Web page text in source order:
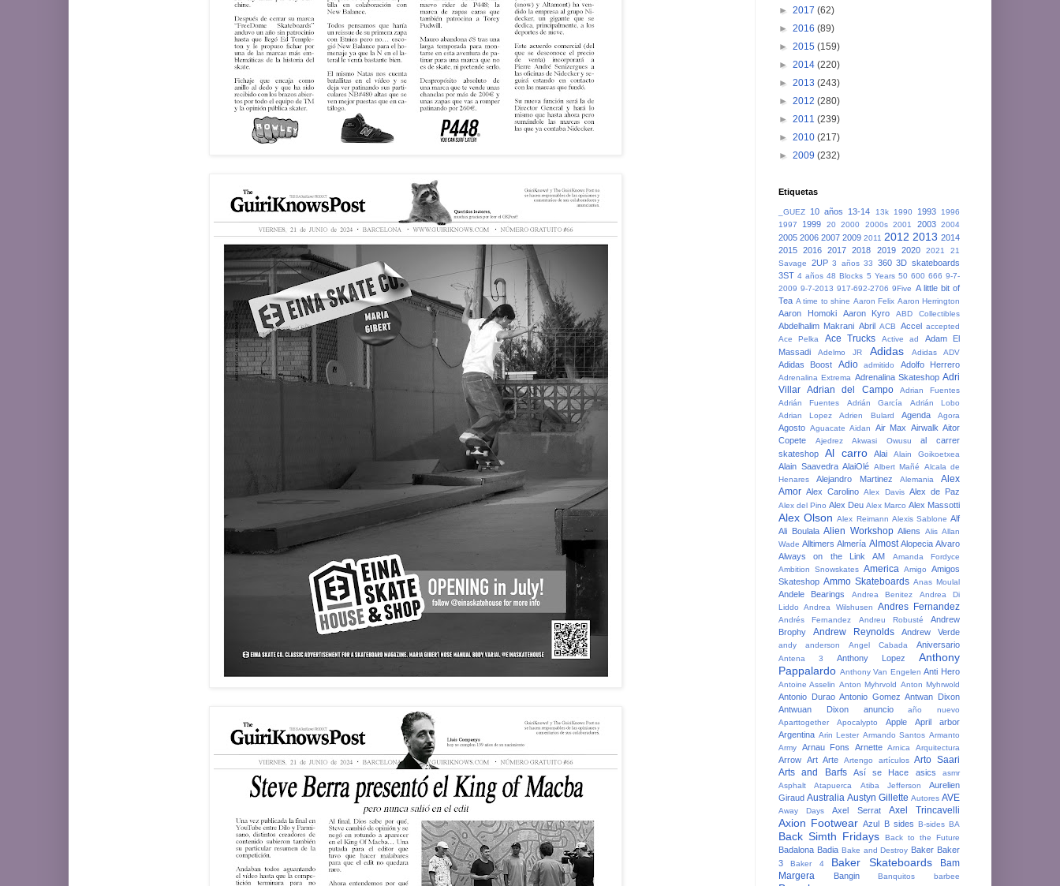
► 2017 (62)
► 2016 (89)
► 2015 (159)
► 2014 (220)
► 2013 (243)
► 2012 (280)
► 2011 (239)
► 2010 (217)
► 2009 (232)
Etiquetas
_GUEZ 10 años 13-14 13k 1990 1993
1996
1997
1999 20 2000 2000s 2001 2003 2004
2005 2006 2007 2009 2011 2012 2013 2014
2015 2016 2017 2018 2019 2020 2021
21
Savage
2UP 3 años 33 360 3D skateboards
3ST 4 años 48 Blocks 5 Years 50 600 666 9-7-
2009 9-7-2013 917-692-2706 9Five A little bit of
Tea A time to shine Aaron Felix Aaron Herrington
Aaron Homoki Aaron Kyro ABD Collectibles
Abdelhalim Makrani Abril ACB Accel accepted
Ace Pelka
Ace Trucks Active ad
Adam El
Massadi
Adelmo JR Adidas Adidas ADV
Adidas Boost Adio admitido Adolfo Herrero
Adrenalina Extrema Adrenalina Skateshop Adri
Villar Adrian del Campo
Adrian Fuentes
Adrián Fuentes
Adrián García
Adrián Lobo
Adrian Lopez
Adrien Bulard Agenda Agora
Agosto Aguacate Aidan Air Max Airwalk Aitor
Copete
Ajedrez Akwasi Owusu
al carrer
skateshop
Al carro Alai Alain Goikoetxea
Alain Saavedra AlaiOlé Albert Mañé
Alcala de
Henares
Alejandro Martinez Alemania
Alex
Amor Alex Carolino Alex Davis Alex de Paz
Alex del Pino Alex Deu Alex Marco Alex Massotti
Alex Olson Alex Reimann Alexis Sablone Alf
Ali Boulala Alien Workshop Aliens Alis Allan
Wade Alltimers Almería Almost Alopecia Alvaro
Always on the Link
AM
Amanda Fordyce
Ambition Snowskates America Amigo
Amigos
Skateshop Ammo Skateboards Anas Moulal
Andele Bearings Andrea Benitez
Andrea Di
Liddo
Andrea Wilshusen Andres Fernandez
Andrés Fernandez Andreu Robusté
Andrew
Brophy
Andrew Reynolds Andrew Verde
andy anderson Angel Cabada Aniversario
Antena 3 Anthony Lopez
Anthony
Pappalardo Anthony Van Engelen Anti Hero
Antoine Asselin Anton Myhrvold Anton Myhrwold
Antonio Durao Antonio Gomez Antwan Dixon
Antwuan Dixon
anuncio
año nuevo
Aparttogether
Apocalypto Apple April
arbor
Argentina Arin Lester Armando Santos Armanto
Army
Arnau Fons Arnette Arnica Arquitectura
Arrow Art Arte Artengo artículos
Arto Saari
Arts and Barfs
Así se Hace asics
asmr
Asphalt
Atapuerca Atiba Jefferson
Aurelien
Giraud Australia Austyn Gillette Autores AVE
Away Days Axel Serrat Axel Trincavelli
Axion Footwear Azul B sides B-sides BA
Back Simth Fridays Back to the Future
Badalona Badia Bake and Destroy Baker Baker
3
Baker 4 Baker Skateboards
Bam
Margera
Bangin Banquitos barbee